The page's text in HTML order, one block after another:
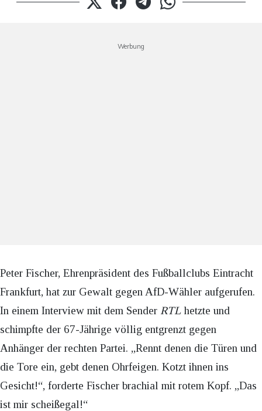
Werbung
Peter Fischer, Ehrenpräsident des Fußballclubs Eintracht
Frankfurt, hat zur Gewalt gegen AfD-Wähler aufgerufen.
In einem Interview mit dem Sender RTLhetzte und
schimpfte der 67-Jährige völlig entgrenzt gegen
Anhänger der rechten Partei. „Rennt denen die Türen und
die Tore ein, gebt denen Ohrfeigen. Kotzt ihnen ins
Gesicht!“, forderte Fischer brachial mit rotem Kopf. „Das
ist mir scheißegal!“